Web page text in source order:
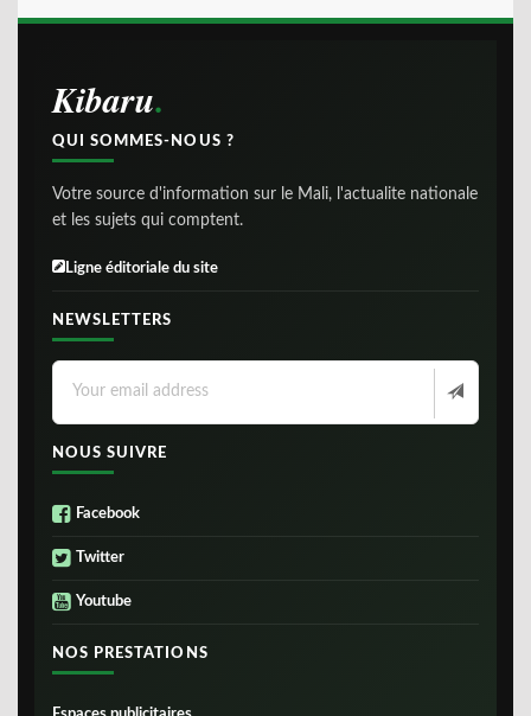
Kibaru
QUI SOMMES-NOUS ?
Votre source d'information sur le Mali, l'actualite nationale
et les sujets qui comptent.
Ligne éditoriale du site
NEWSLETTERS
NOUS SUIVRE
Facebook
Twitter
Youtube
NOS PRESTATIONS